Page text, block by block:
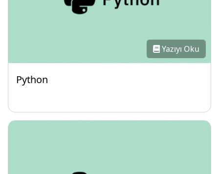
Yazıyı Oku
Python